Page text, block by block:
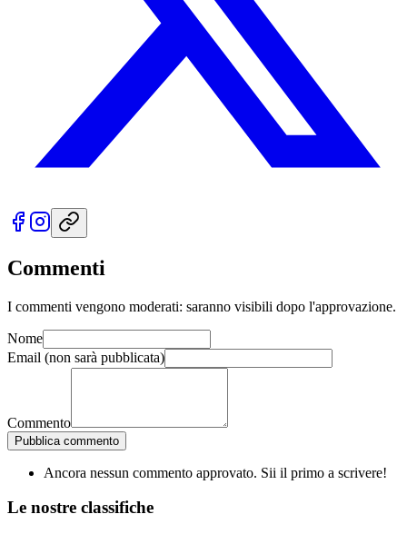
Commenti
I commenti vengono moderati: saranno visibili dopo l'approvazione.
Nome
Email (non sarà pubblicata)
Commento
Pubblica commento
Ancora nessun commento approvato. Sii il primo a scrivere!
Le nostre classifiche